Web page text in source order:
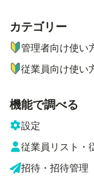
ナビゲーションメニ
カテゴリー
管理者向け使い
従業員向け使い
機能で調べる
設定
従業員リスト・
招待・招待管理